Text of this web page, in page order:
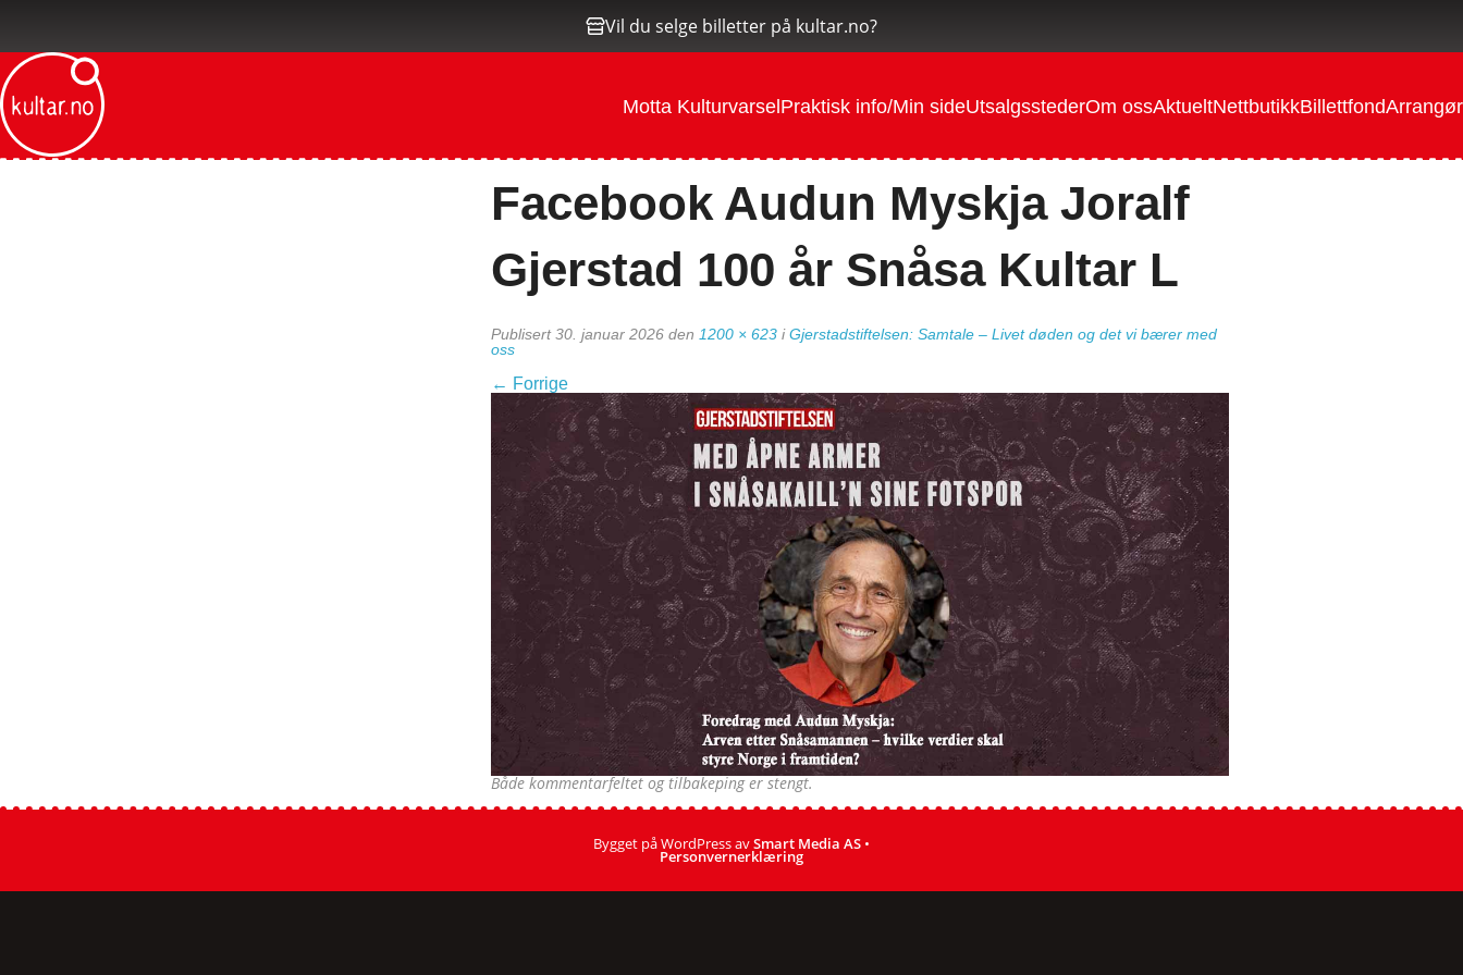
Vil du selge billetter på kultar.no?
Motta KulturvarselPraktisk info/Min sideUtsalgsstederOm ossAktueltNettbutikkBillettfondArrangør
Facebook Audun Myskja Joralf
Gjerstad 100 år Snåsa Kultar L
Publisert30. januar 2026 den 1200 × 623 iGjerstadstiftelsen: Samtale – Livet døden og det vi bærer med
oss
← Forrige
Både kommentarfeltet og tilbakeping er stengt.
Bygget på WordPress avSmart Media AS •
Personvernerklæring